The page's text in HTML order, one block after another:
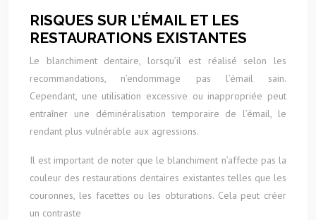
RISQUES SUR L’ÉMAIL ET LES
RESTAURATIONS EXISTANTES
Le blanchiment dentaire, lorsqu’il est réalisé selon les
recommandations, n’endommage pas l’émail sain.
Cependant, une utilisation excessive ou inappropriée peut
entraîner une déminéralisation temporaire de l’émail, le
rendant plus vulnérable aux agressions.
Il est important de noter que le blanchiment n’affecte pas la
couleur des restaurations dentaires existantes telles que les
couronnes, les facettes ou les obturations. Cela peut créer
un contraste